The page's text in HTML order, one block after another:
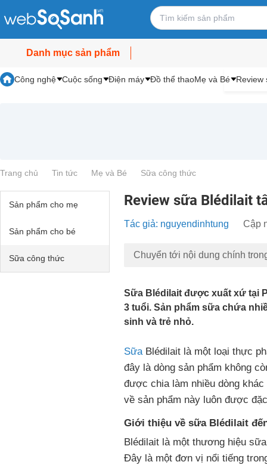
Danh mục sản phẩm
Công nghệ Cuộc sống Điện máy Đồ thể thaoMẹ và Bé Review
Trang chủ Tin tức Mẹ và Bé Sữa công thức
Sản phẩm cho mẹ
Sản phẩm cho bé
Sữa công thức
Review sữa Blédilait
Tác giả: nguyendinhtung Cập
Chuyển tới nội dung chính
Sữa Blédilait được xuất xứ tại
3 tuổi. Sản phẩm sữa chứa
sinh và trẻ nhỏ.
SữaBlédilait là một loại thực
đây là dòng sản phẩm không
được chia làm nhiều dòng
về sản phẩm này luôn được
Giới thiệu về sữa Blédilait
Blédilait là một thương hiệu
Đây là một đơn vị nổi tiếng